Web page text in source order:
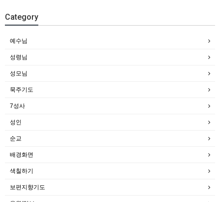
Category
예수님
성령님
성모님
묵주기도
7성사
성인
순교
배경화면
색칠하기
보편지향기도